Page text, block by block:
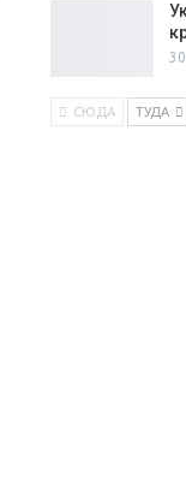
СЮДА ТУДА